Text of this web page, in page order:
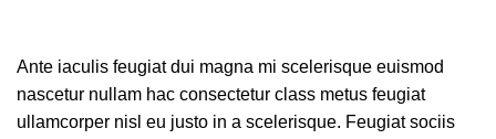
Ante iaculis feugiat dui magna mi scelerisque euismod
nascetur nullam hac consectetur class metus feugiat
ullamcorper nisl eu justo in a scelerisque. Feugiat sociis